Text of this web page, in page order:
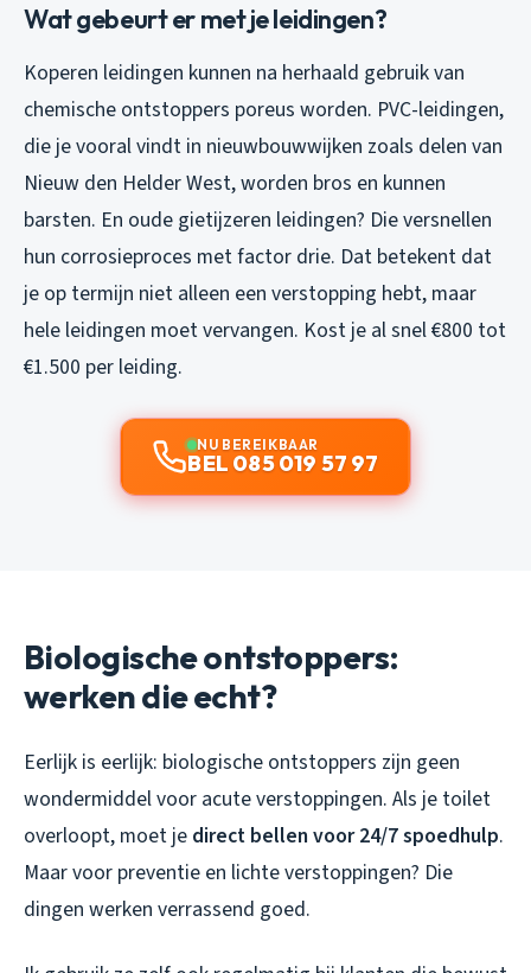
Wat gebeurt er met je leidingen?
Koperen leidingen kunnen na herhaald gebruik van
chemische ontstoppers poreus worden. PVC-leidingen,
die je vooral vindt in nieuwbouwwijken zoals delen van
Nieuw den Helder West, worden bros en kunnen
barsten. En oude gietijzeren leidingen? Die versnellen
hun corrosieproces met factor drie. Dat betekent dat
je op termijn niet alleen een verstopping hebt, maar
hele leidingen moet vervangen. Kost je al snel €800 tot
€1.500 per leiding.
NU BEREIKBAAR
BEL 085 019 57 97
Biologische ontstoppers:
werken die echt?
Eerlijk is eerlijk: biologische ontstoppers zijn geen
wondermiddel voor acute verstoppingen. Als je toilet
overloopt, moet je direct bellen voor 24/7 spoedhulp.
Maar voor preventie en lichte verstoppingen? Die
dingen werken verrassend goed.